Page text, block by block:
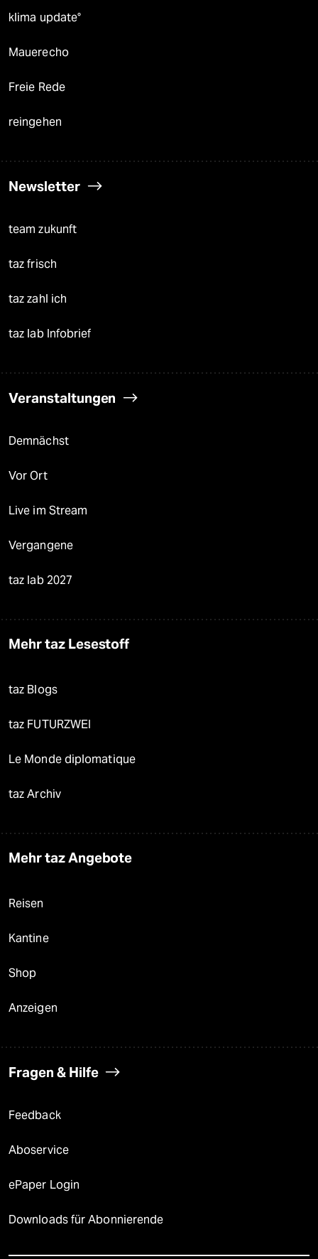
klima update°
Mauerecho
Freie Rede
reingehen
Newsletter
team zukunft
taz frisch
taz zahl ich
taz lab Infobrief
Veranstaltungen
Demnächst
Vor Ort
Live im Stream
Vergangene
taz lab 2027
Mehr taz Lesestoff
taz Blogs
taz FUTURZWEI
Le Monde diplomatique
taz Archiv
Mehr taz Angebote
Reisen
Kantine
Shop
Anzeigen
Fragen & Hilfe
Feedback
Aboservice
ePaper Login
Downloads für Abonnierende